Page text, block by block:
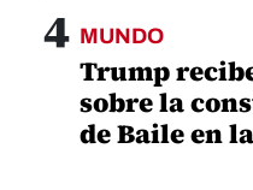
contagios de
Honduras y
MUNDO